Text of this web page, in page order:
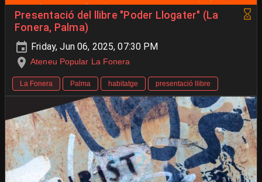
Presentació del llibre "Poder Llogater" (La
Fonera, Palma)
Friday, Jun 06, 2025, 07:30 PM
Ateneu Popular La Fonera
La Fonera Palma habitatge presentació llibre